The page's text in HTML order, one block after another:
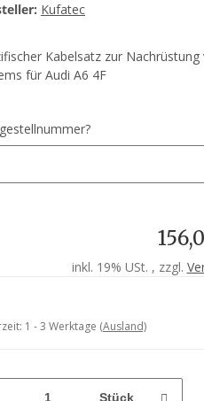
Kufatec
Kabelsatz zur
für Audi A6 4F
inkl. 19% USt. , zzgl.
1 - 3 Werktage (Ausland)
Stück